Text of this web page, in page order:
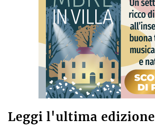
Leggi l'ultima edizione